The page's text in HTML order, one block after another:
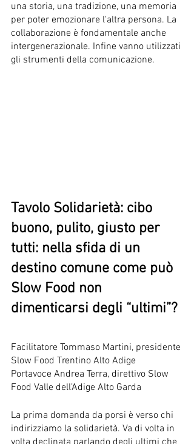
una storia, una tradizione, una memoria
per poter emozionare l'altra persona. La
collaborazione è fondamentale anche
intergenerazionale. Infine vanno utilizzati
gli strumenti della comunicazione.
Tavolo Solidarietà: cibo
buono, pulito, giusto per
tutti: nella sfida di un
destino comune come può
Slow Food non
dimenticarsi degli “ultimi”?
Facilitatore Tommaso Martini, presidente
Slow Food Trentino Alto Adige
Portavoce Andrea Terra, direttivo Slow
Food Valle dell’Adige Alto Garda
La prima domanda da porsi è verso chi
indirizziamo la solidarietà. Va di volta in